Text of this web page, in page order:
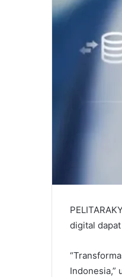
digital
Indonesia,”